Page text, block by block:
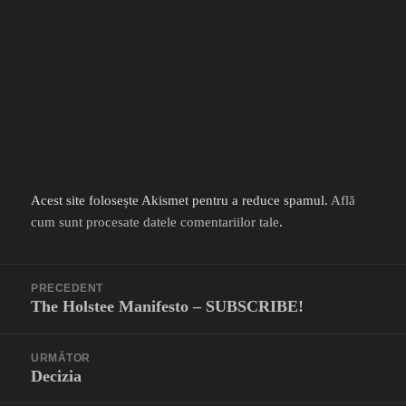
Acest site folosește Akismet pentru a reduce spamul. Află
cum sunt procesate datele comentariilor tale.
PRECEDENT
Articolul
The Holstee Manifesto – SUBSCRIBE!
URMĂTOR
Articolul
Decizia